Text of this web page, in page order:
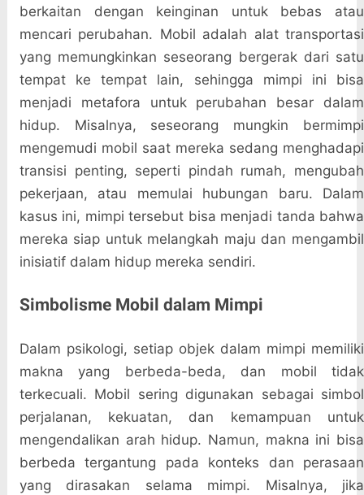
berkaitan dengan keinginan untuk bebas atau
mencari perubahan. Mobil adalah alat transportasi
yang memungkinkan seseorang bergerak dari satu
tempat ke tempat lain, sehingga mimpi ini bisa
menjadi metafora untuk perubahan besar dalam
hidup. Misalnya, seseorang mungkin bermimpi
mengemudi mobil saat mereka sedang menghadapi
transisi penting, seperti pindah rumah, mengubah
pekerjaan, atau memulai hubungan baru. Dalam
kasus ini, mimpi tersebut bisa menjadi tanda bahwa
mereka siap untuk melangkah maju dan mengambil
inisiatif dalam hidup mereka sendiri.
Simbolisme Mobil dalam Mimpi
Dalam psikologi, setiap objek dalam mimpi memiliki
makna yang berbeda-beda, dan mobil tidak
terkecuali. Mobil sering digunakan sebagai simbol
perjalanan, kekuatan, dan kemampuan untuk
mengendalikan arah hidup. Namun, makna ini bisa
berbeda tergantung pada konteks dan perasaan
yang dirasakan selama mimpi. Misalnya, jika